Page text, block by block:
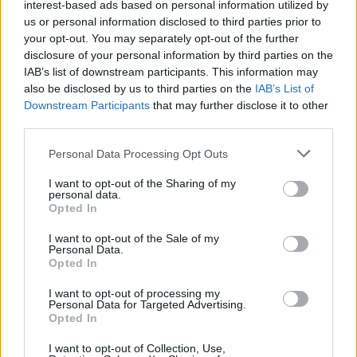
interest-based ads based on personal information utilized by
us or personal information disclosed to third parties prior to
your opt-out. You may separately opt-out of the further
disclosure of your personal information by third parties on the
IAB’s list of downstream participants. This information may
also be disclosed by us to third parties on the IAB’s List of
Downstream Participants that may further disclose it to other
Personal Data Processing Opt Outs
I want to opt-out of the Sharing of my
personal data.
Opted In
I want to opt-out of the Sale of my
Personal Data.
Opted In
I want to opt-out of processing my
Personal Data for Targeted Advertising.
Opted In
I want to opt-out of Collection, Use,
ΡΟΗ ΕΙΔΗΣΕΩΝ
ένιωσα περίεργα, τα συναισθήματα
«Κοινωνία Ώρα MEGA»: Βασίλης
Τσεκούρας και Τζωρτζίνα
Μαλλιαρόζη στην πρωινή
ενημέρωση του σταθμού